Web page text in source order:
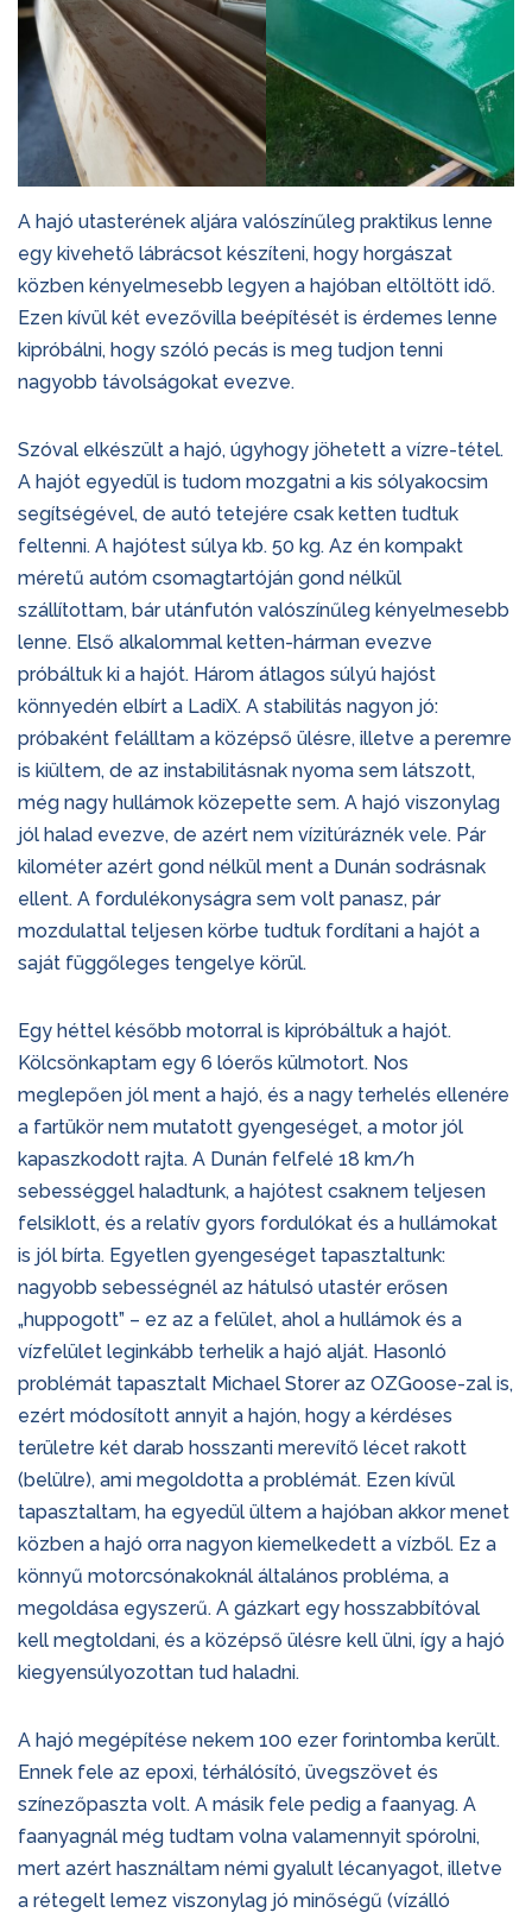
A hajó utasterének aljára valószínűleg praktikus lenne
egy kivehető lábrácsot készíteni, hogy horgászat
közben kényelmesebb legyen a hajóban eltöltött idő.
Ezen kívül két evezővilla beépítését is érdemes lenne
kipróbálni, hogy szóló pecás is meg tudjon tenni
nagyobb távolságokat evezve.
Szóval elkészült a hajó, úgyhogy jöhetett a vízre-tétel.
A hajót egyedül is tudom mozgatni a kis sólyakocsim
segítségével, de autó tetejére csak ketten tudtuk
feltenni. A hajótest súlya kb. 50 kg. Az én kompakt
méretű autóm csomagtartóján gond nélkül
szállítottam, bár utánfutón valószínűleg kényelmesebb
lenne. Első alkalommal ketten-hárman evezve
próbáltuk ki a hajót. Három átlagos súlyú hajóst
könnyedén elbírt a LadiX. A stabilitás nagyon jó:
próbaként felálltam a középső ülésre, illetve a peremre
is kiültem, de az instabilitásnak nyoma sem látszott,
még nagy hullámok közepette sem. A hajó viszonylag
jól halad evezve, de azért nem vízitúráznék vele. Pár
kilométer azért gond nélkül ment a Dunán sodrásnak
ellent. A fordulékonyságra sem volt panasz, pár
mozdulattal teljesen körbe tudtuk fordítani a hajót a
saját függőleges tengelye körül.
Egy héttel később motorral is kipróbáltuk a hajót.
Kölcsönkaptam egy 6 lóerős külmotort. Nos
meglepően jól ment a hajó, és a nagy terhelés ellenére
a fartükör nem mutatott gyengeséget, a motor jól
kapaszkodott rajta. A Dunán felfelé 18 km/h
sebességgel haladtunk, a hajótest csaknem teljesen
felsiklott, és a relatív gyors fordulókat és a hullámokat
is jól bírta. Egyetlen gyengeséget tapasztaltunk:
nagyobb sebességnél az hátulsó utastér erősen
„huppogott” – ez az a felület, ahol a hullámok és a
vízfelület leginkább terhelik a hajó alját. Hasonló
problémát tapasztalt Michael Storer az OZGoose-zal is,
ezért módosított annyit a hajón, hogy a kérdéses
területre két darab hosszanti merevítő lécet rakott
(belülre), ami megoldotta a problémát. Ezen kívül
tapasztaltam, ha egyedül ültem a hajóban akkor menet
közben a hajó orra nagyon kiemelkedett a vízből. Ez a
könnyű motorcsónakoknál általános probléma, a
megoldása egyszerű. A gázkart egy hosszabbítóval
kell megtoldani, és a középső ülésre kell ülni, így a hajó
kiegyensúlyozottan tud haladni.
A hajó megépítése nekem 100 ezer forintomba került.
Ennek fele az epoxi, térhálósító, üvegszövet és
színezőpaszta volt. A másik fele pedig a faanyag. A
faanyagnál még tudtam volna valamennyit spórolni,
mert azért használtam némi gyalult lécanyagot, illetve
a rétegelt lemez viszonylag jó minőségű (vízálló